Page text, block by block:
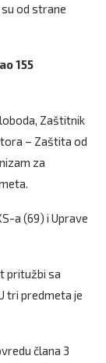
od strane
155
Zaštitnik
– Zaštita od
za
a (69) i Uprave
pritužbi sa
tri predmeta je
člana 3